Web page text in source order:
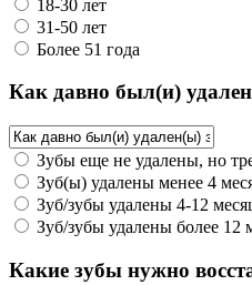
18-30 лет
31-50 лет
Более 51 года
Как давно был(и)
Зубы еще не удалены, но
Зуб(ы) удалены менее 4
Зуб/зубы удалены 4-12
Зуб/зубы удалены более 12
Какие зубы нужно